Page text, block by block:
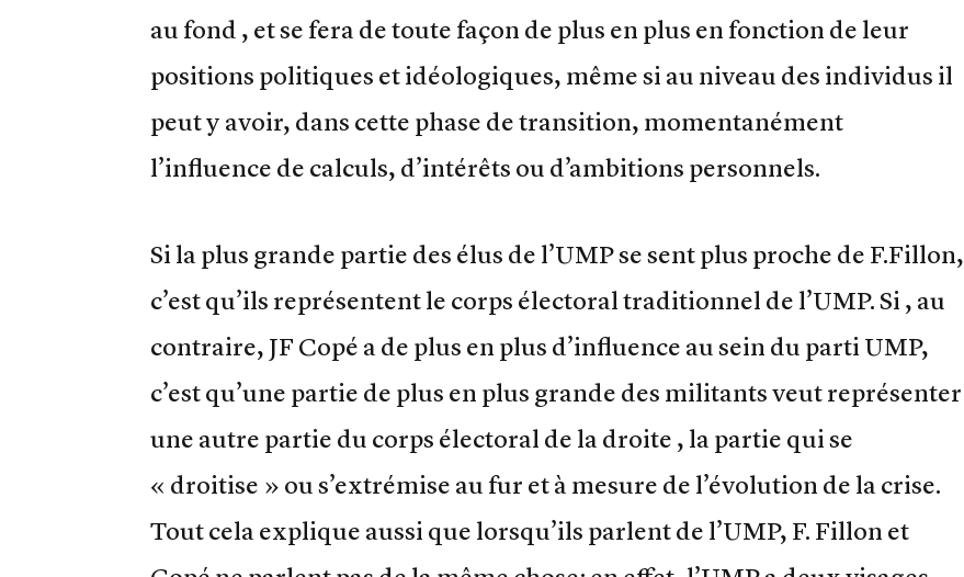
au fond , et se fera de toute façon de plus en plus en fonction de leur
positions politiques et idéologiques, même si au niveau des individus il
peut y avoir, dans cette phase de transition, momentanément
l’influence de calculs, d’intérêts ou d’ambitions personnels.
Si la plus grande partie des élus de l’UMP se sent plus proche de F.Fillon,
c’est qu’ils représentent le corps électoral traditionnel de l’UMP. Si , au
contraire, JF Copé a de plus en plus d’influence au sein du parti UMP,
c’est qu’une partie de plus en plus grande des militants veut représenter
une autre partie du corps électoral de la droite , la partie qui se
« droitise » ou s’extrémise au fur et à mesure de l’évolution de la crise.
Tout cela explique aussi que lorsqu’ils parlent de l’UMP, F. Fillon et